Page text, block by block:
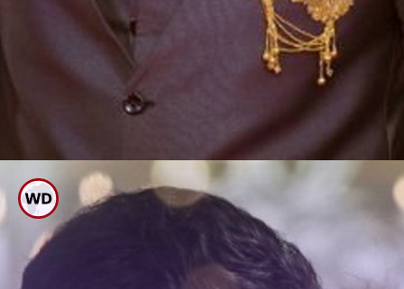
ಪ್ರತಿಷ್ಠಿತ ಸೈಮಾ ಅವಾರ್ಡ್ಸ್ ಪ್ರಕಟ